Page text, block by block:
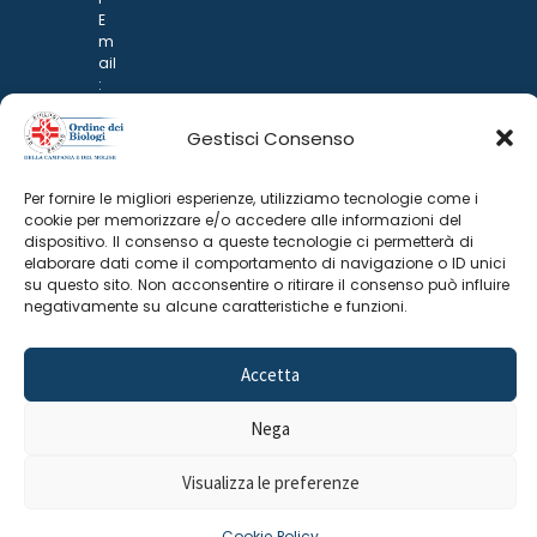
Gestisci Consenso
Per fornire le migliori esperienze, utilizziamo tecnologie come i
cookie per memorizzare e/o accedere alle informazioni del
dispositivo. Il consenso a queste tecnologie ci permetterà di
elaborare dati come il comportamento di navigazione o ID unici
su questo sito. Non acconsentire o ritirare il consenso può influire
negativamente su alcune caratteristiche e funzioni.
Accetta
Nega
Visualizza le preferenze
E
m
ail
:
d
@
o
n
ar
i.it
Privacy Policy